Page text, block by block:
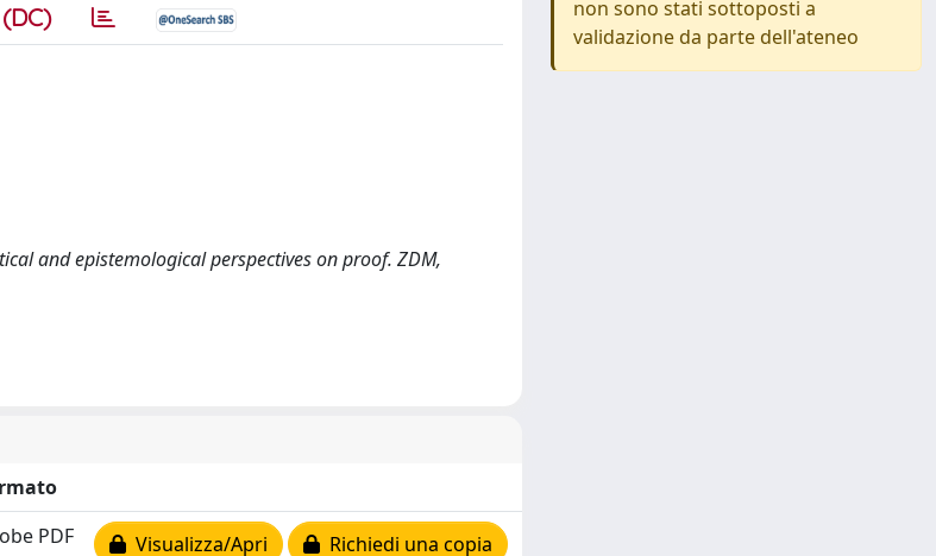
and epistemological perspectives on proof. ZDM,
PDF Visualizza/Apri Richiedi una copia
non sono stati sottoposti a
validazione da parte dell'ateneo